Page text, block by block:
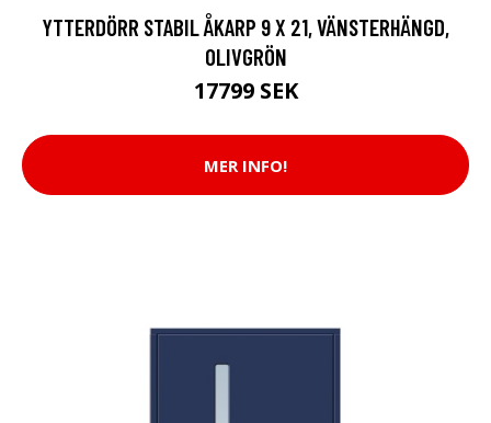
YTTERDÖRR STABIL ÅKARP 9 X 21, VÄNSTERHÄNGD,
OLIVGRÖN
17799 SEK
MER INFO!